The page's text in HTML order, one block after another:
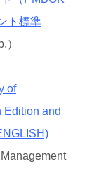
ト標準
of
Edition and